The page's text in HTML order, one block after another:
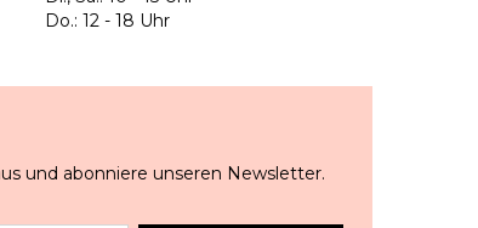
Do.: 12 - 18 Uhr
und abonniere unseren Newsletter.